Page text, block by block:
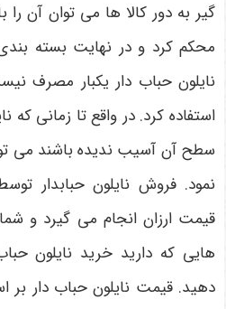
گیر به دور کالا ها می‌ توان آن
محکم کرد و در نهایت بسته‌
نایلون حباب‌ دار یکبار مصرف
استفاده کرد. در واقع تا زمانی
سطح آن آسیب ندیده باشند می‌
نمود. فروش نایلون حبابدار
قیمت ارزان انجام می‌ گیرد و شما
هایی که دارید خرید نایلون
دهید. قیمت نایلون حباب‌ دار